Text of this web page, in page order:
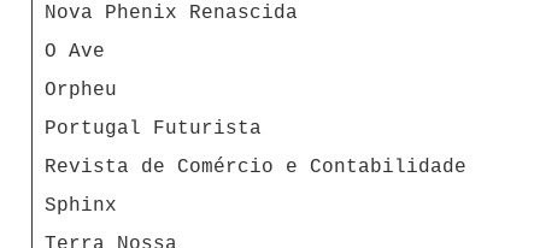
Nova Phenix Renascida
O Ave
Orpheu
Portugal Futurista
Revista de Comércio e Contabilidade
Sphinx